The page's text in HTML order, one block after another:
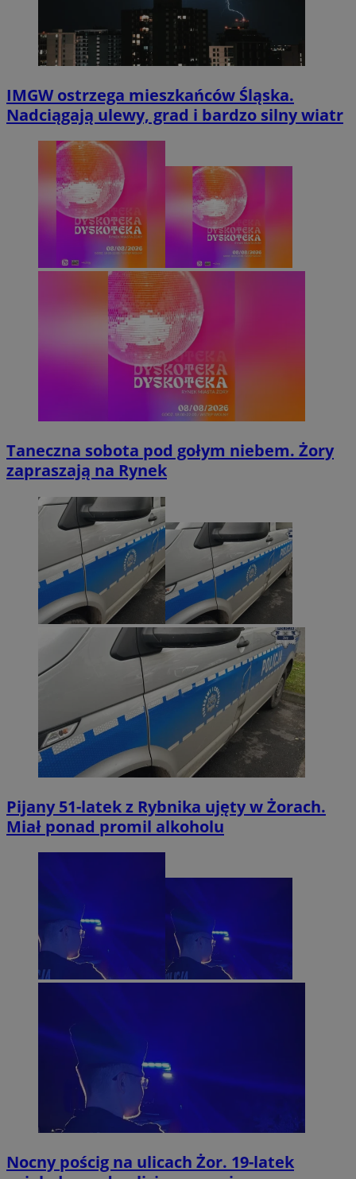
IMGW ostrzega mieszkańców Śląska.
Nadciągają ulewy, grad i bardzo silny wiatr
Taneczna sobota pod gołym niebem. Żory
zapraszają na Rynek
Pijany 51-latek z Rybnika ujęty w Żorach.
Miał ponad promil alkoholu
Nocny pościg na ulicach Żor. 19-latek